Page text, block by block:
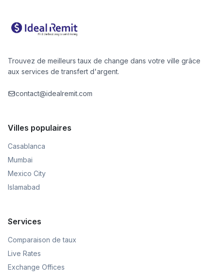
Trouvez de meilleurs taux de change dans votre ville grâce
aux services de transfert d'argent.
contact@idealremit.com
Villes populaires
Casablanca
Mumbai
Mexico City
Islamabad
Services
Comparaison de taux
Live Rates
Exchange Offices